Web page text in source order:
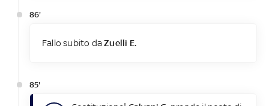
86'
Fallo subito daZuelli E.
85'